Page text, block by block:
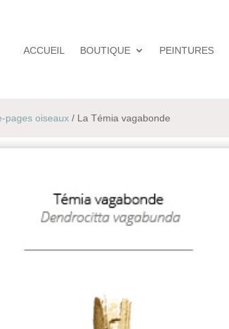
ACCUEIL BOUTIQUE PEINTURES
pages oiseaux / La Témia vagabonde